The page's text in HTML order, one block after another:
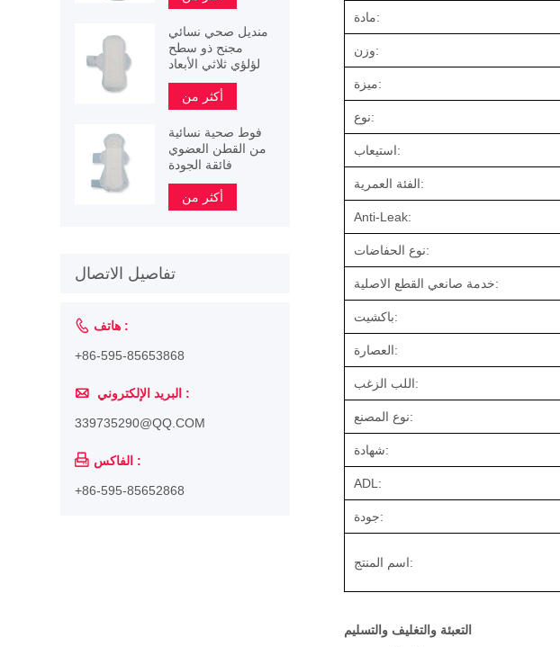
مادة:
وزن:
ميزة:
نوع:
استيعاب:
الفئة العمرية:
Anti-Leak:
نوع الحفاضات:
خدمة صانعي القطع الاصلية:
باكشيت:
العصارة:
اللب الزغب:
نوع المصنع:
شهادة:
ADL:
جودة:
اسم المنتج:
التعبئة والتغليف والتسليم
منديل صحي نسائي
مجنح ذو سطح
لؤلؤي ثلاثي الأبعاد
أكثر من
فوط صحية نسائية
من القطن العضوي
فائقة الجودة
أكثر من
تفاصيل الاتصال
 هاتف :
+86-595-85653868
 البريد الإلكتروني :
339735290@QQ.COM
 الفاكس :
+86-595-85652868